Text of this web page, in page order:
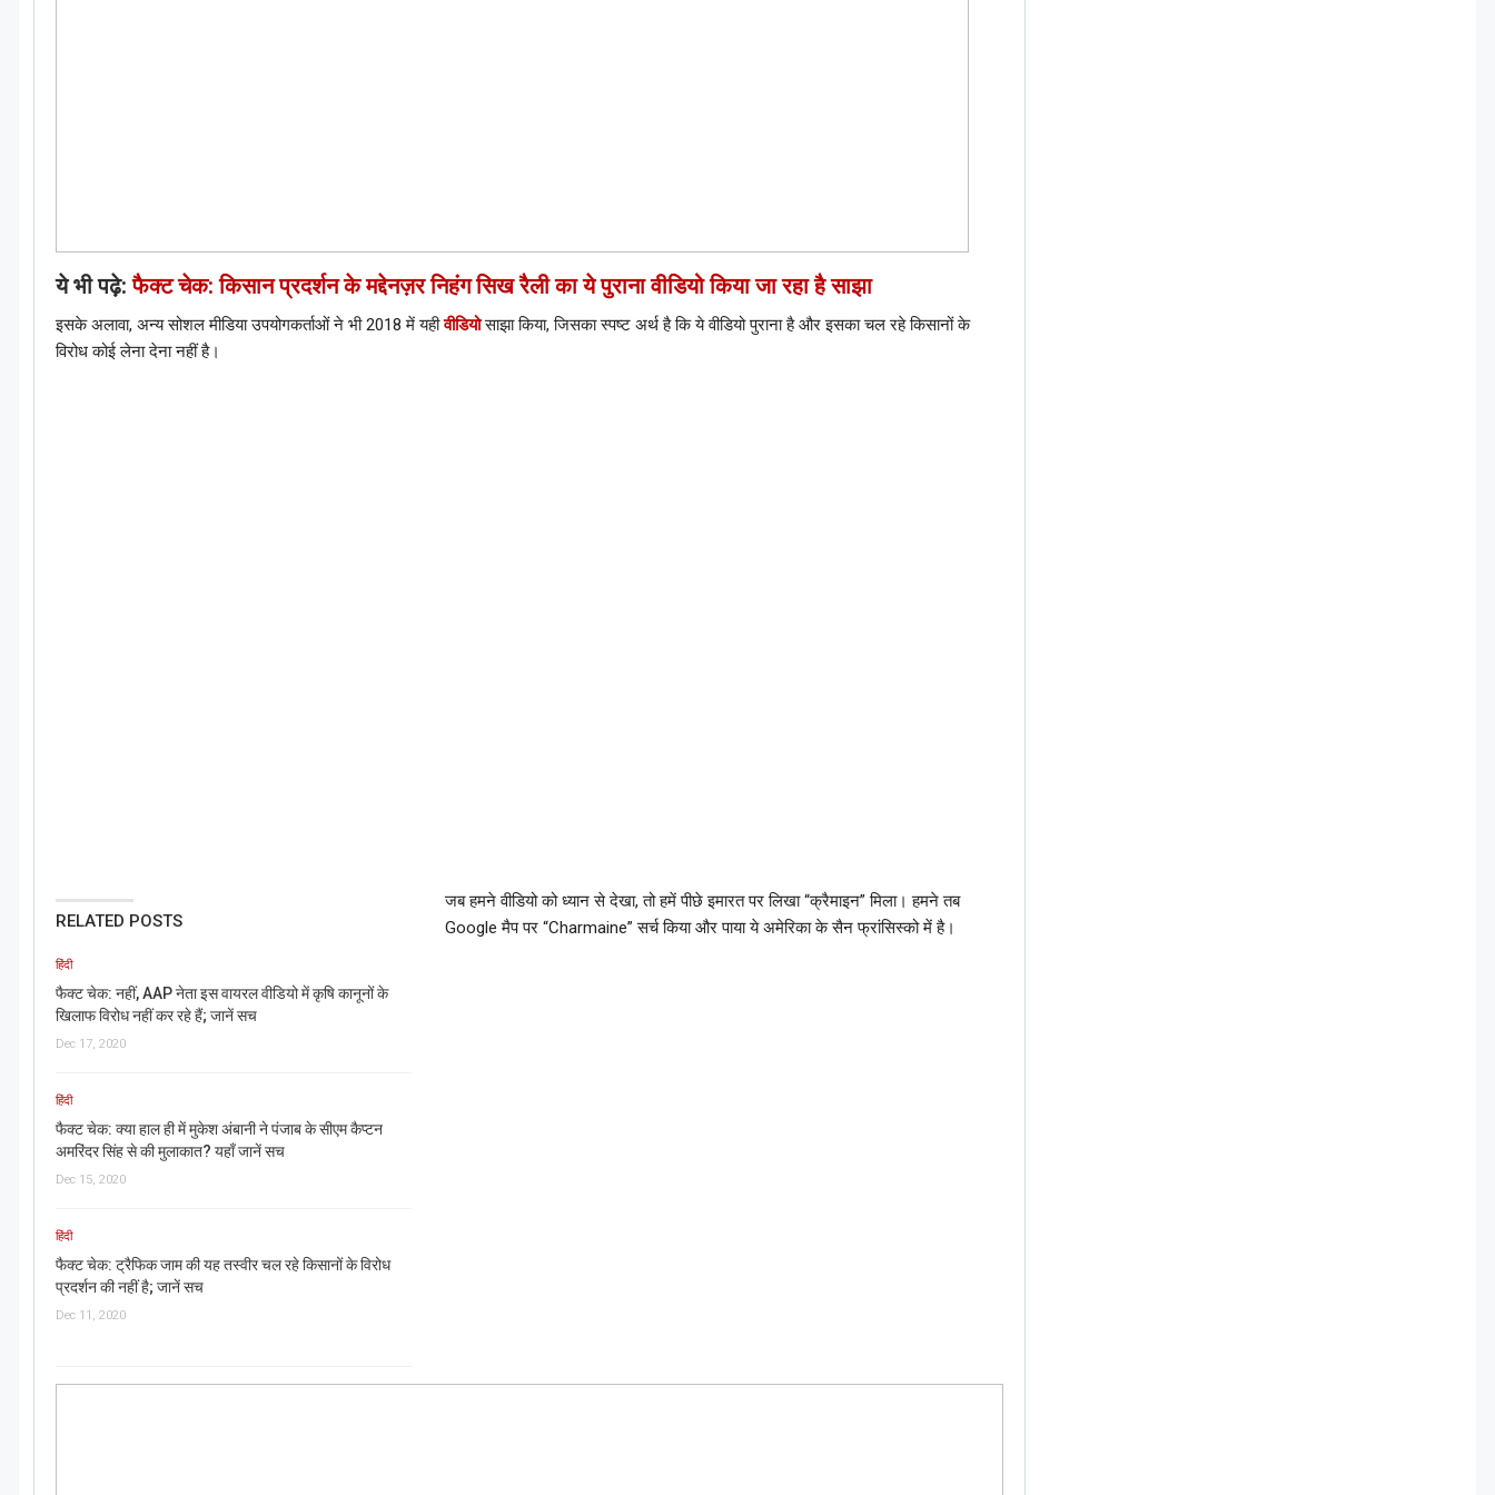
ये भी पढ़े:फैक्ट चेक: किसान प्रदर्शन के मद्देनज़र निहंग सिख रैली का ये पुराना वीडियो किया जा रहा है साझा
इसके अलावा, अन्य सोशल मीडिया उपयोगकर्ताओं ने भी 2018 में यहीवीडियो साझा किया, जिसका स्पष्ट अर्थ है कि ये वीडियो पुराना है और इसका चल रहे किसानों के
विरोध कोई लेना देना नहीं है।
RELATED POSTS
हिंदी
फैक्ट चेक: नहीं, AAP नेता इस वायरल वीडियो में कृषि कानूनों के
खिलाफ विरोध नहीं कर रहे हैं; जानें सच
Dec 17, 2020
हिंदी
फैक्ट चेक: क्या हाल ही में मुकेश अंबानी ने पंजाब के सीएम कैप्टन
अमरिंदर सिंह से की मुलाकात? यहाँ जानें सच
Dec 15, 2020
हिंदी
फैक्ट चेक: ट्रैफिक जाम की यह तस्वीर चल रहे किसानों के विरोध
प्रदर्शन की नहीं है; जानें सच
Dec 11, 2020
जब हमने वीडियो को ध्यान से देखा, तो हमें पीछे इमारत पर लिखा “क्रैमाइन” मिला। हमने तब
Google मैप पर “Charmaine” सर्च किया और पाया ये अमेरिका के सैन फ्रांसिस्को में है।